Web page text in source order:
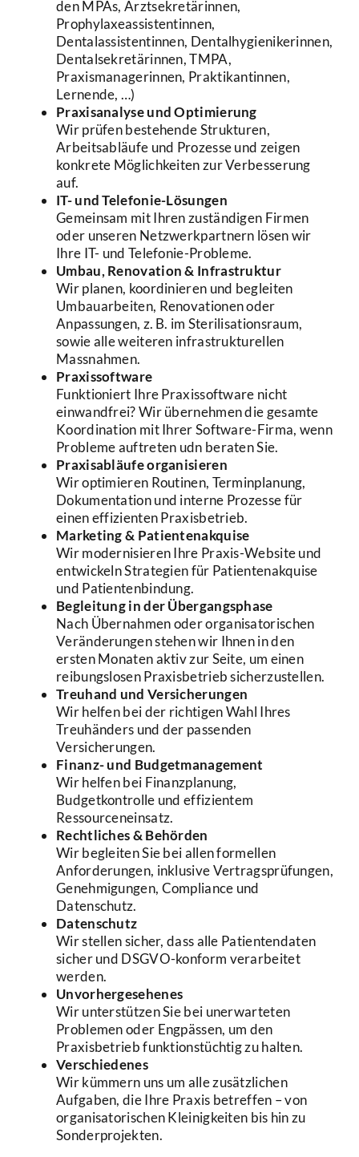
den MPAs, Arztsekretärinnen,
Prophylaxeassistentinnen,
Dentalassistentinnen, Dentalhygienikerinnen,
Dentalsekretärinnen, TMPA,
Praxismanagerinnen, Praktikantinnen,
Lernende, …)
Praxisanalyse und Optimierung
Wir prüfen bestehende Strukturen,
Arbeitsabläufe und Prozesse und zeigen
konkrete Möglichkeiten zur Verbesserung
auf.
IT- und Telefonie-Lösungen
Gemeinsam mit Ihren zuständigen Firmen
oder unseren Netzwerkpartnern lösen wir
Ihre IT- und Telefonie-Probleme.
Umbau, Renovation & Infrastruktur
Wir planen, koordinieren und begleiten
Umbauarbeiten, Renovationen oder
Anpassungen, z. B. im Sterilisationsraum,
sowie alle weiteren infrastrukturellen
Massnahmen.
Praxissoftware
Funktioniert Ihre Praxissoftware nicht
einwandfrei? Wir übernehmen die gesamte
Koordination mit Ihrer Software-Firma, wenn
Probleme auftreten udn beraten Sie.
Praxisabläufe organisieren
Wir optimieren Routinen, Terminplanung,
Dokumentation und interne Prozesse für
einen effizienten Praxisbetrieb.
Marketing & Patientenakquise
Wir modernisieren Ihre Praxis-Website und
entwickeln Strategien für Patientenakquise
und Patientenbindung.
Begleitung in der Übergangsphase
Nach Übernahmen oder organisatorischen
Veränderungen stehen wir Ihnen in den
ersten Monaten aktiv zur Seite, um einen
reibungslosen Praxisbetrieb sicherzustellen.
Treuhand und Versicherungen
Wir helfen bei der richtigen Wahl Ihres
Treuhänders und der passenden
Versicherungen.
Finanz- und Budgetmanagement
Wir helfen bei Finanzplanung,
Budgetkontrolle und effizientem
Ressourceneinsatz.
Rechtliches & Behörden
Wir begleiten Sie bei allen formellen
Anforderungen, inklusive Vertragsprüfungen,
Genehmigungen, Compliance und
Datenschutz.
Datenschutz
Wir stellen sicher, dass alle Patientendaten
sicher und DSGVO-konform verarbeitet
werden.
Unvorhergesehenes
Wir unterstützen Sie bei unerwarteten
Problemen oder Engpässen, um den
Praxisbetrieb funktionstüchtig zu halten.
Verschiedenes
Wir kümmern uns um alle zusätzlichen
Aufgaben, die Ihre Praxis betreffen – von
organisatorischen Kleinigkeiten bis hin zu
Sonderprojekten.